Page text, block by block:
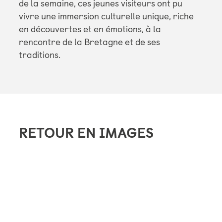
de la semaine, ces jeunes visiteurs ont pu
vivre une immersion culturelle unique, riche
en découvertes et en émotions, à la
rencontre de la Bretagne et de ses
traditions.
RETOUR EN IMAGES